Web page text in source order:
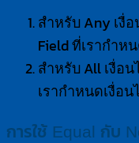
สำหรับ Any เงื่
Field ที่เรากำห
สำหรับ All เงื่อ
เรากำหนดเงื่อ
การใช้ Equal กับ